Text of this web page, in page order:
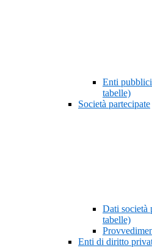
Enti
tabelle)
Società partecipate
Dati società
tabelle)
Enti di diritto